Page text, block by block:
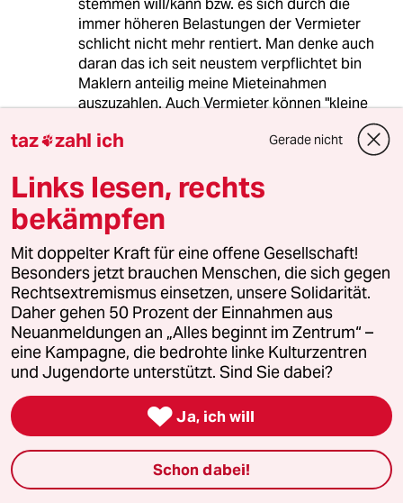
stemmen will/kann bzw. es sich durch die
immer höheren Belastungen der Vermieter
schlicht nicht mehr rentiert. Man denke auch
daran das ich seit neustem verpflichtet bin
Maklern anteilig meine Mieteinahmen
auszuzahlen. Auch Vermieter können "kleine
Gereon Asmuth,Autor des
Artikels, Ressortleiter taz-Regie
12.09.2016
@Alfred Sauer:
Sehr geehrter Herr Sauer, ja, es gibt
auch gute Vermieter, keine Frage.
Aber die Guten sind auch nicht das
Problem. Deshalb ein kleiner Tipp:
Wenn Sie sich jemals dazu
entschließen sollten, ihr Haus zu
verkaufen, bieten Sie es zuerst Ihren
Mietern an. Als vom
Mietshäusersyndikat unterstützte
Gemeinschaft ist sowas durchaus
finanzierbar.
taz zahl ich Gerade nicht
Links lesen, rechts
bekämpfen
Mit doppelter Kraft für eine offene Gesellschaft!
Besonders jetzt brauchen Menschen, die sich gegen
Rechtsextremismus einsetzen, unsere Solidarität.
Daher gehen 50 Prozent der Einnahmen aus
Neuanmeldungen an „Alles beginnt im Zentrum“ –
eine Kampagne, die bedrohte linke Kulturzentren
und Jugendorte unterstützt. Sind Sie dabei?
 Ja, ich will
Schon dabei!